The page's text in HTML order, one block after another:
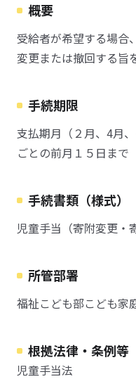
概要
受給者が希望する場合
変更または撤回する旨
手続期限
支払期月（２月、4月
ごとの前月１５日まで
手続書類（様式）
児童手当（寄附変更・
所管部署
福祉こども部こども家
根拠法律・条例等
児童手当法